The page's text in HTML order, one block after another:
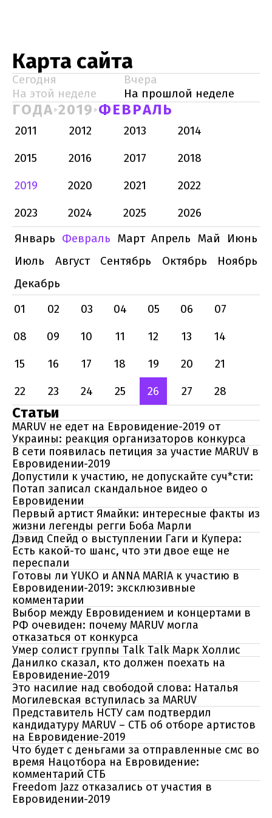
Карта сайта
Сегодня
Вчера
На этой неделе
На прошлой неделе
ГОДА 2019 ФЕВРАЛЬ
2011 2012 2013
2014
2015
2016 2017
2018
2019
2020 2021
2022
2023
2024 2025
2026
Январь Февраль Март Апрель Май
Июнь
Июль
Август Сентябрь Октябрь
Ноябрь
Декабрь
01
02 03 04 05 06
07
08
09 10 11 12 13
14
15
16 17 18 19 20
21
22
23 24 25 26 27 28
Статьи
MARUV не едет на Евровидение-2019 от
Украины: реакция организаторов конкурса
В сети появилась петиция за участие MARUV в
Евровидении-2019
Допустили к участию, не допускайте суч*сти:
Потап записал скандальное видео о
Евровидении
Первый артист Ямайки: интересные факты из
жизни легенды регги Боба Марли
Дэвид Спейд о выступлении Гаги и Купера:
Есть какой-то шанс, что эти двое еще не
переспали
Готовы ли YUKO и ANNA MARIA к участию в
Евровидении-2019: эксклюзивные
комментарии
Выбор между Евровидением и концертами в
РФ очевиден: почему MARUV могла
отказаться от конкурса
Умер солист группы Talk Talk Марк Холлис
Данилко сказал, кто должен поехать на
Евровидение-2019
Это насилие над свободой слова: Наталья
Могилевская вступилась за MARUV
Представитель НСТУ сам подтвердил
кандидатуру MARUV – СТБ об отборе артистов
на Евровидение-2019
Что будет с деньгами за отправленные смс во
время Нацотбора на Евровидение:
комментарий СТБ
Freedom Jazz отказались от участия в
Евровидении-2019